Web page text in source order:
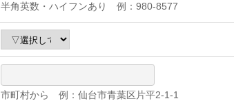
半角英数・ハイフンあり 例：980-8577
市町村から 例：仙台市青葉区片平2-1-1